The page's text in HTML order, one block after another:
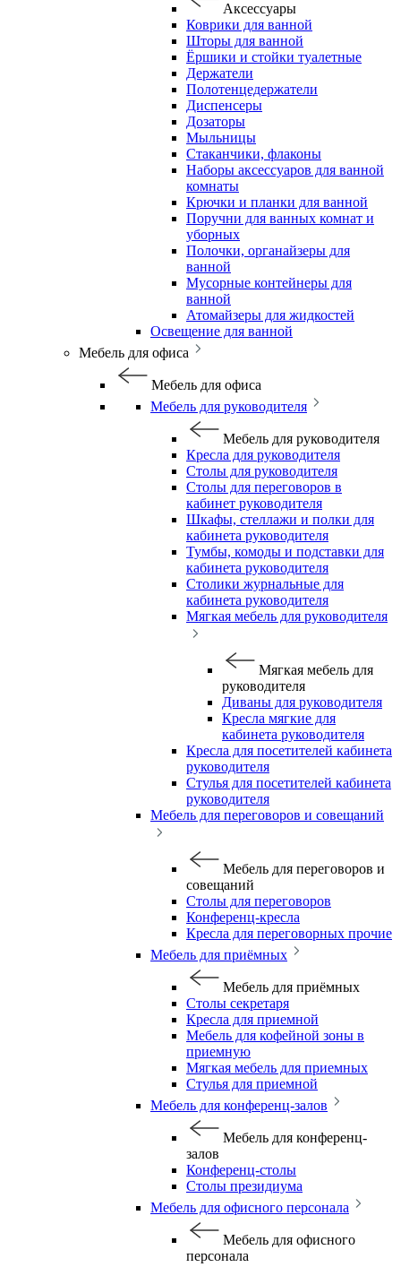
Аксессуары
Коврики для ванной
Шторы для ванной
Ёршики и стойки туалетные
Держатели
Полотенцедержатели
Диспенсеры
Дозаторы
Мыльницы
Стаканчики, флаконы
Наборы аксессуаров для ванной
комнаты
Крючки и планки для ванной
Поручни для ванных комнат и
уборных
Полочки, органайзеры для
ванной
Мусорные контейнеры для
ванной
Атомайзеры для жидкостей
Освещение для ванной
Мебель для офиса
Мебель для офиса
Мебель для руководителя
Мебель для руководителя
Кресла для руководителя
Столы для руководителя
Столы для переговоров в
кабинет руководителя
Шкафы, стеллажи и полки для
кабинета руководителя
Тумбы, комоды и подставки для
кабинета руководителя
Столики журнальные для
кабинета руководителя
Мягкая мебель для руководителя
Мягкая мебель для
руководителя
Диваны для руководителя
Кресла мягкие для
кабинета руководителя
Кресла для посетителей кабинета
руководителя
Стулья для посетителей кабинета
руководителя
Мебель для переговоров и совещаний
Мебель для переговоров и
совещаний
Столы для переговоров
Конференц-кресла
Кресла для переговорных прочие
Мебель для приёмных
Мебель для приёмных
Столы секретаря
Кресла для приемной
Мебель для кофейной зоны в
приемную
Мягкая мебель для приемных
Стулья для приемной
Мебель для конференц-залов
Мебель для конференц-
залов
Конференц-столы
Столы президиума
Мебель для офисного персонала
Мебель для офисного
персонала